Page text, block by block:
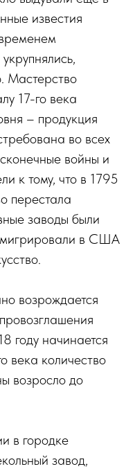
известия
Мастерство
17-го века
– продукция
во всех
войны и
к тому, что в 1795
перестала
заводы были
в США
возрождается
году начинается
века количество
возросло до
в городке
завод,